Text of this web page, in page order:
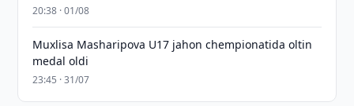
20:38 · 01/08
Muxlisa Masharipova U17 jahon chempionatida oltin
medal oldi
23:45 · 31/07